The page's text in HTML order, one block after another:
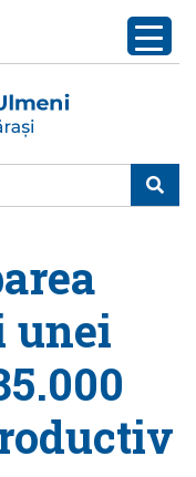
unei